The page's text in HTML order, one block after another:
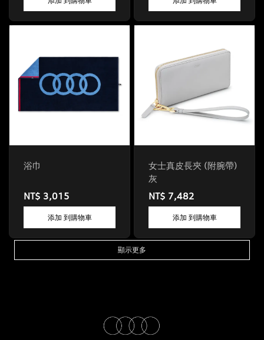
浴巾
NT$ 3,015
添加 到購物車
女士真皮長夾 (附腕帶)
灰
NT$ 7,482
添加 到購物車
顯示更多